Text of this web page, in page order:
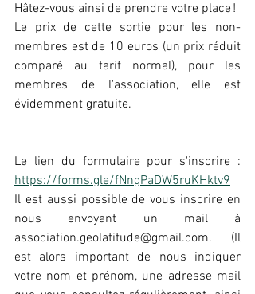
Hâtez-vous ainsi de prendre votre place !
Le prix de cette sortie pour les non-
membres est de 10 euros (un prix réduit
comparé au tarif normal), pour les
membres de l'association, elle est
évidemment gratuite.
https://forms.gle/fNngPaDW5ruKHktv9
Il est aussi possible de vous inscrire en
nous envoyant un mail à
association.geolatitude@gmail.com. (Il
est alors important de nous indiquer
votre nom et prénom, une adresse mail